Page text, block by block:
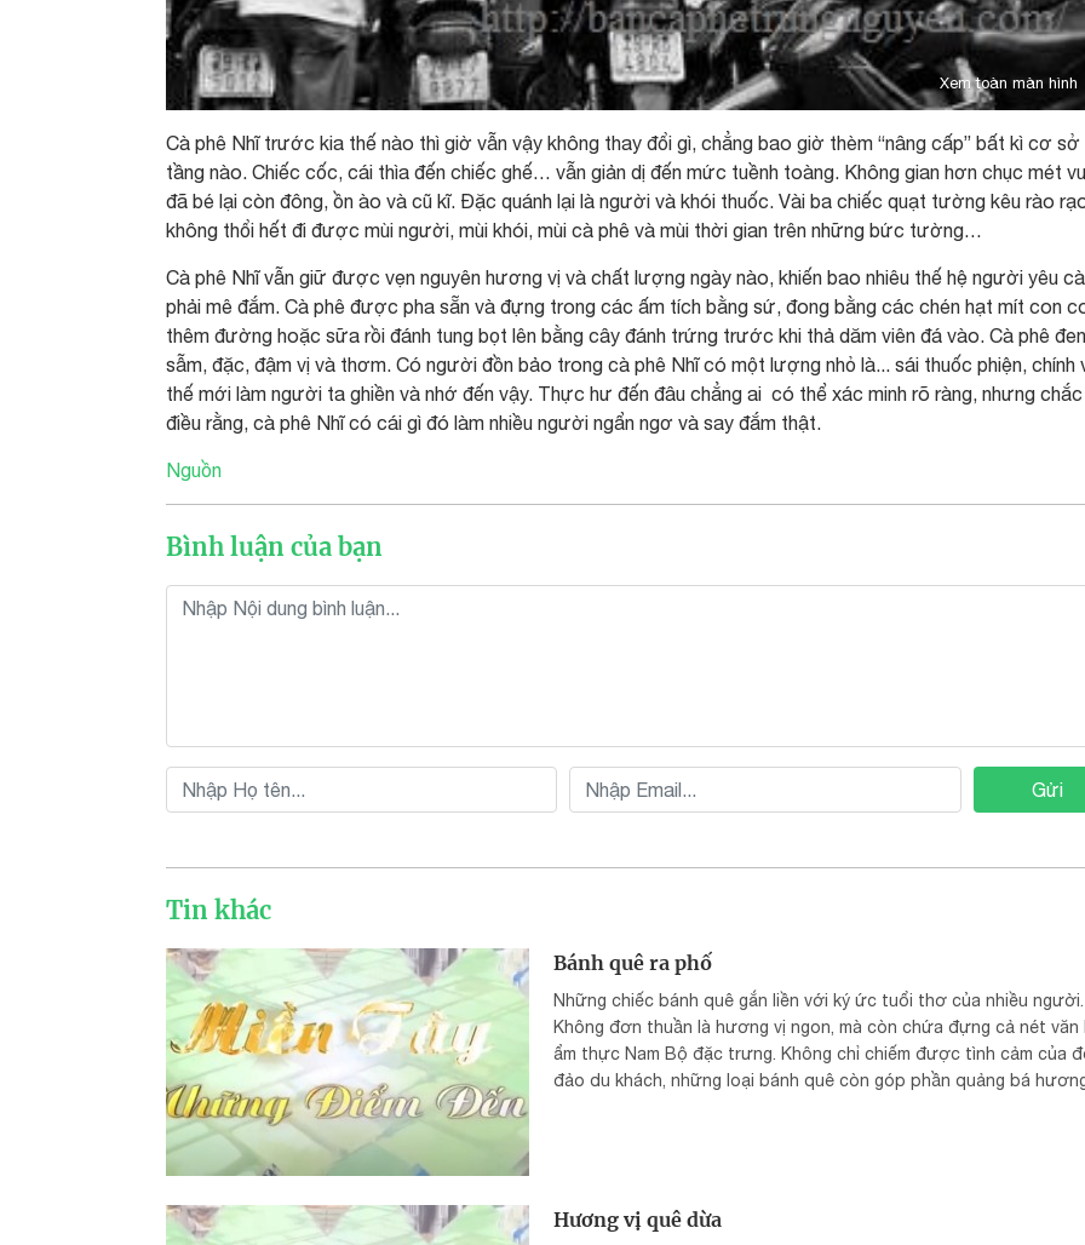
Xem toàn màn hình
Cà phê Nhĩ trước kia thế nào thì giờ vẫn vậy không thay đổi gì, chẳng bao giờ thèm “nâng cấp” bất kì cơ sở
tầng nào. Chiếc cốc, cái thìa đến chiếc ghế… vẫn giản dị đến mức tuềnh toàng. Không gian hơn chục mét
đã bé lại còn đông, ồn ào và cũ kĩ. Đặc quánh lại là người và khói thuốc. Vài ba chiếc quạt tường kêu rào
không thổi hết đi được mùi người, mùi khói, mùi cà phê và mùi thời gian trên những bức tường…
Cà phê Nhĩ vẫn giữ được vẹn nguyên hương vị và chất lượng ngày nào, khiến bao nhiêu thế hệ người yêu
phải mê đắm. Cà phê được pha sẵn và đựng trong các ấm tích bằng sứ, đong bằng các chén hạt mít con
thêm đường hoặc sữa rồi đánh tung bọt lên bằng cây đánh trứng trước khi thả dăm viên đá vào. Cà phê đen
sẫm, đặc, đậm vị và thơm. Có người đồn bảo trong cà phê Nhĩ có một lượng nhỏ là... sái thuốc phiện, chính
thế mới làm người ta ghiền và nhớ đến vậy. Thực hư đến đâu chẳng ai có thể xác minh rõ ràng, nhưng
điều rằng, cà phê Nhĩ có cái gì đó làm nhiều người ngẩn ngơ và say đắm thật.
Nguồn
Bình luận của bạn
Gửi
Tin khác
Bánh quê ra phố
Những chiếc bánh quê gắn liền với ký ức tuổi thơ của nhiều người.
Không đơn thuần là hương vị ngon, mà còn chứa đựng cả nét văn
ẩm thực Nam Bộ đặc trưng. Không chỉ chiếm được tình cảm của
đảo du khách, những loại bánh quê còn góp phần quảng bá
Hương vị quê dừa